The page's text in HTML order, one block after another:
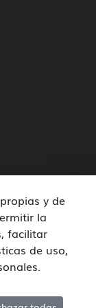
y de
la
facilitar
de uso,